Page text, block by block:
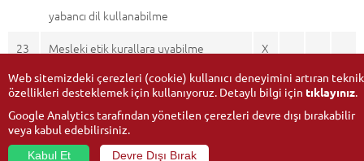
yabancı dil kullanabilme
23 Mesleki etik kurallara uyabilme X
Web sitemizdeki çerezleri (cookie) kullanıcı deneyimini artıran teknik
özellikleri desteklemek için kullanıyoruz. Detaylı bilgi için tıklayınız.
Google Analytics tarafından yönetilen çerezleri devre dışı bırakabilir
veya kabul edebilirsiniz.
Kabul Et
Devre Dışı Bırak